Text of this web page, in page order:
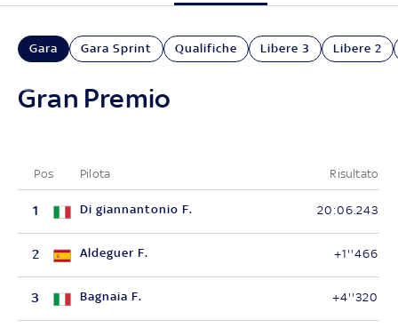
Gara Gara Sprint Qualifiche Libere 3 Libere 2
Gran Premio
Pos Pilota Risultato
1 Di giannantonio F. 20:06.243
2 Aldeguer F. +1''466
3 Bagnaia F. +4''320